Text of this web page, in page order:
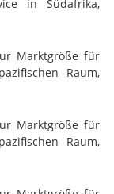
in Südafrika,
Marktgröße für
Raum,
Marktgröße für
Raum,